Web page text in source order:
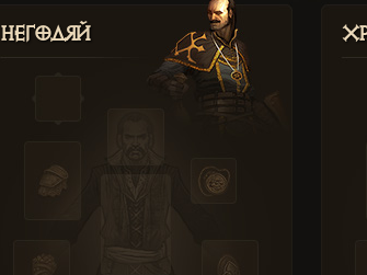
Негодяй